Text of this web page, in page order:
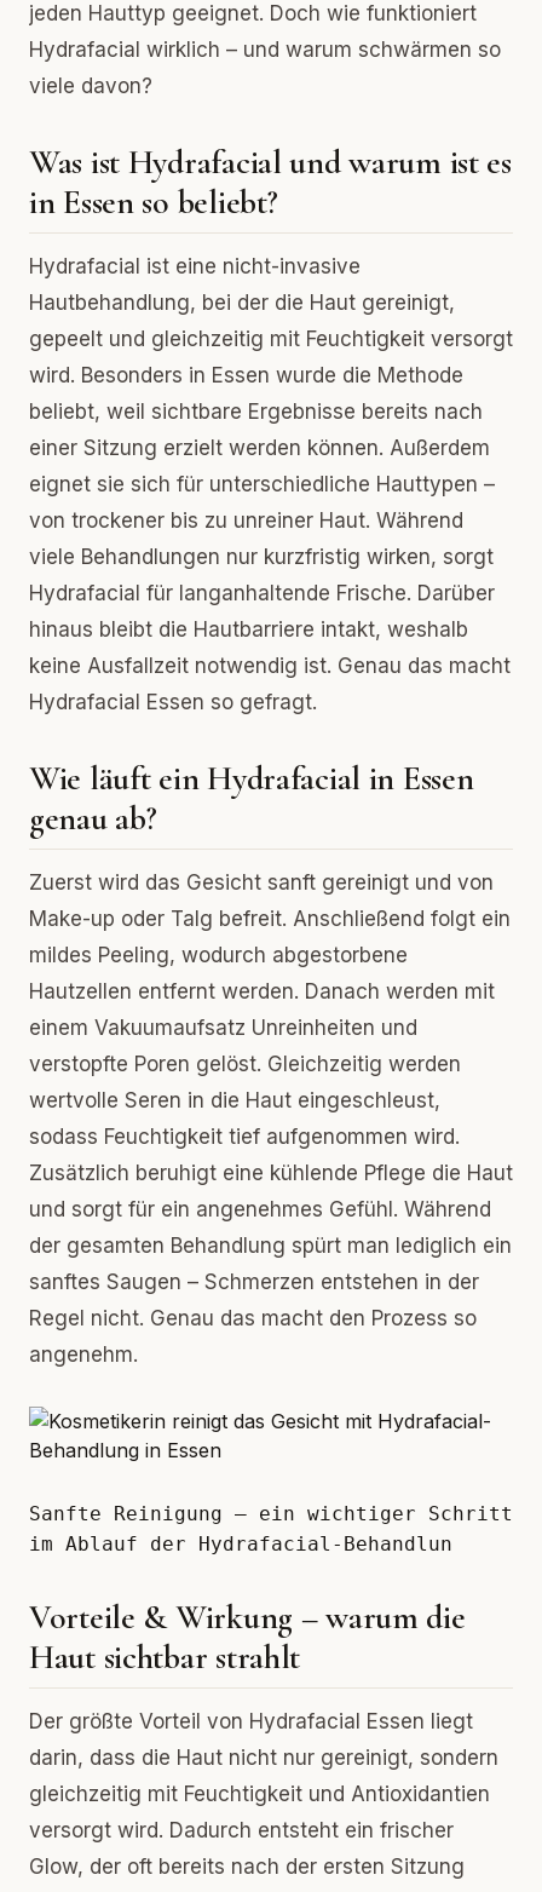
jeden Hauttyp geeignet. Doch wie funktioniert
Hydrafacial wirklich – und warum schwärmen so
viele davon?
Was ist Hydrafacial und warum ist es
in Essen so beliebt?
Hydrafacial ist eine nicht-invasive
Hautbehandlung, bei der die Haut gereinigt,
gepeelt und gleichzeitig mit Feuchtigkeit versorgt
wird. Besonders in Essen wurde die Methode
beliebt, weil sichtbare Ergebnisse bereits nach
einer Sitzung erzielt werden können. Außerdem
eignet sie sich für unterschiedliche Hauttypen –
von trockener bis zu unreiner Haut. Während
viele Behandlungen nur kurzfristig wirken, sorgt
Hydrafacial für langanhaltende Frische. Darüber
hinaus bleibt die Hautbarriere intakt, weshalb
keine Ausfallzeit notwendig ist. Genau das macht
Hydrafacial Essen so gefragt.
Wie läuft ein Hydrafacial in Essen
genau ab?
Zuerst wird das Gesicht sanft gereinigt und von
Make-up oder Talg befreit. Anschließend folgt ein
mildes Peeling, wodurch abgestorbene
Hautzellen entfernt werden. Danach werden mit
einem Vakuumaufsatz Unreinheiten und
verstopfte Poren gelöst. Gleichzeitig werden
wertvolle Seren in die Haut eingeschleust,
sodass Feuchtigkeit tief aufgenommen wird.
Zusätzlich beruhigt eine kühlende Pflege die Haut
und sorgt für ein angenehmes Gefühl. Während
der gesamten Behandlung spürt man lediglich ein
sanftes Saugen – Schmerzen entstehen in der
Regel nicht. Genau das macht den Prozess so
angenehm.
Sanfte Reinigung – ein wichtiger Schritt
im Ablauf der Hydrafacial-Behandlun
Vorteile & Wirkung – warum die
Haut sichtbar strahlt
Der größte Vorteil von Hydrafacial Essen liegt
darin, dass die Haut nicht nur gereinigt, sondern
gleichzeitig mit Feuchtigkeit und Antioxidantien
versorgt wird. Dadurch entsteht ein frischer
Glow, der oft bereits nach der ersten Sitzung